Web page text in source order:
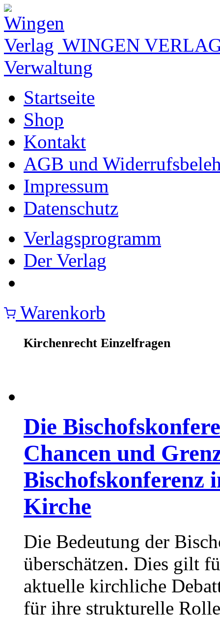
WINGEN
Verwaltung
Startseite
Shop
Kontakt
AGB und
Impressum
Datenschutz
Verlagsprogramm
Der Verlag
Warenkorb
Kirchenrecht Einzelfragen
Die
Chancen und
Bischofskonferenz
Kirche
Die Bedeutung der
überschätzen. Dies gilt
aktuelle kirchliche
für ihre strukturelle